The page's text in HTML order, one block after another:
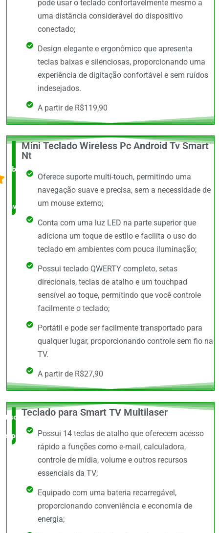
pode usar o teclado confortavelmente mesmo a
uma distância considerável do dispositivo
conectado;
Design elegante e ergonômico que apresenta
teclas baixas e silenciosas, proporcionando uma
experiência de digitação confortável e sem ruídos
indesejados.
A partir de R$119,90
O +
barato,
avaliado!
Mini Teclado Wireless Pc Android Tv Smart
Nt
Oferece suporte multi-touch, permitindo uma
navegação suave e precisa, sem a necessidade de
um mouse externo;
Conta com uma luz LED na parte superior que
adiciona um toque de estilo e facilita o uso do
teclado em ambientes com pouca iluminação;
Possui teclado QWERTY completo, setas
direcionais, teclas de atalho e um touchpad
sensível ao toque, permitindo que você controle
facilmente o teclado;
Portátil e pode ser facilmente transportado para
qualquer lugar, proporcionando controle sem fio na
TV.
A partir de R$27,90
Escolha do
especialista
Teclado para Smart TV Multilaser
Possui 14 teclas de atalho que oferecem acesso
rápido a funções como e-mail, calculadora,
controle de mídia, volume e outros recursos
essenciais da TV;
Equipado com uma bateria recarregável,
proporcionando conveniência e economia de
energia;